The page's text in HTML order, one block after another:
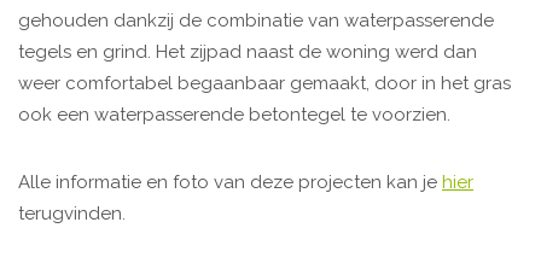
gehouden dankzij de combinatie van waterpasserende
tegels en grind. Het zijpad naast de woning werd dan
weer comfortabel begaanbaar gemaakt, door in het gras
ook een waterpasserende betontegel te voorzien.
Alle informatie en foto van deze projecten kan je hier
terugvinden.